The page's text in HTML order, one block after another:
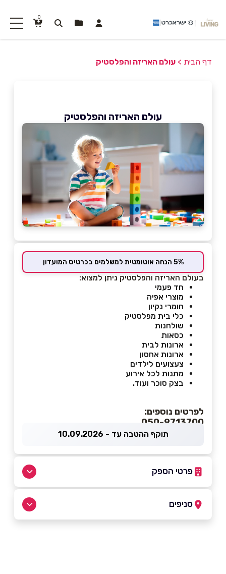
0
דף הבית > עולם האריזה והפלסטיק
עולם האריזה והפלסטיק
5% הנחה אוטומטית למשלמים בכרטיס המועדון
בעולם האריזה והפלסטיק ניתן למצוא:
חד פעמי
מוצרי אפיה
חומרי נקיון
כלי בית מפלסטיק
שולחנות
כסאות
ארונות לבית
ארונות אחסון
צעצועים לילדים
מתנות לכל אירוע
בצק סוכר ועוד.
לפרטים נוספים:
050-9713700
תוקף ההטבה עד - 10.09.2026
פרטי הספק
סניפים